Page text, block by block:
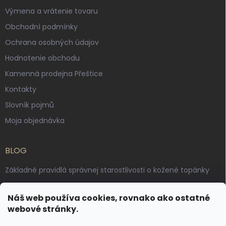
Náš web používa cookies, rovnako ako ostatné
webové stránky.
Výmena a vrátenie tovaru
Obchodní podmínky
Ochrana osobných údajov
Hodnotenie obchodu
Kamenná prodejna Přeštice
Kontakty
Slovník pojmů
Moja objednávka
BLOG
Základné pravidlá správnej starostlivosti o kožené topánky
Výroba českých kožených opaskov: vôňa pravej kože, dotyk
remesla